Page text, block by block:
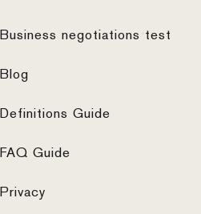
Business negotiations test
Blog
Definitions Guide
FAQ Guide
Privacy